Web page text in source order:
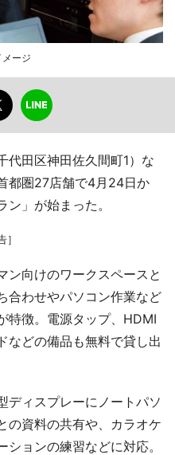
メージ
田区神田佐久間町1）な
都圏27店舗で4月24日か
」が始まった。
］
向けのワークスペースと
合わせやパソコン作業など
特徴。電源タップ、HDMI
などの備品も無料で貸し出
ィスプレーにノートパソ
の資料の共有や、カラオケ
ョンの練習などに対応。